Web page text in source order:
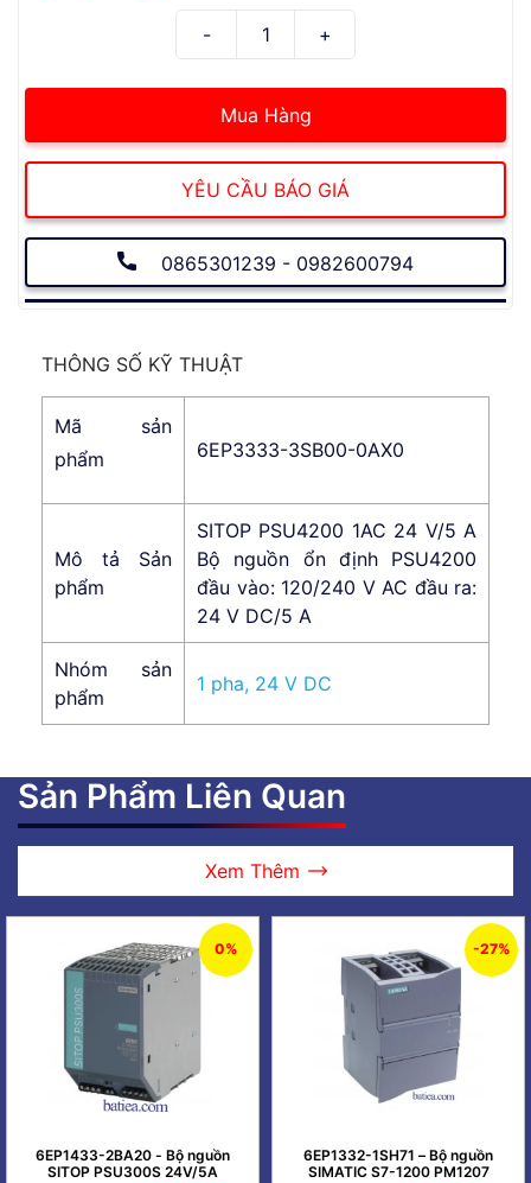
Mua Hàng
YÊU CẦU BÁO GIÁ
0865301239 - 0982600794
THÔNG SỐ KỸ THUẬT
Mã sản
phẩm
6EP3333-3SB00-0AX0
Mô tả Sản
phẩm
SITOP PSU4200 1AC 24 V/5 A
Bộ nguồn ổn định PSU4200
đầu vào: 120/240 V AC đầu ra:
24 V DC/5 A
Nhóm sản
phẩm
1 pha, 24 V DC
Sản Phẩm Liên Quan
Xem Thêm
0%
6EP1433-2BA20 - Bộ nguồn
SITOP PSU300S 24V/5A
-27%
6EP1332-1SH71 – Bộ nguồn
SIMATIC S7-1200 PM1207